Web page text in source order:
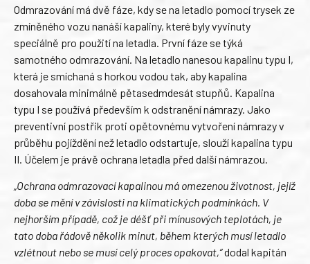
Odmrazování má dvě fáze, kdy se na letadlo pomocí trysek ze
zmíněného vozu nanáší kapaliny, které byly vyvinuty
speciálně pro použití na letadla. První fáze se týká
samotného odmrazování. Na letadlo nanesou kapalinu typu I,
která je smíchaná s horkou vodou tak, aby kapalina
dosahovala minimálně pětasedmdesát stupňů. Kapalina
typu I se používá především k odstranění námrazy. Jako
preventivní postřik proti opětovnému vytvoření námrazy v
průběhu pojíždění než letadlo odstartuje, slouží kapalina typu
II. Účelem je právě ochrana letadla před další námrazou.
„Ochrana odmrazovací kapalinou má omezenou životnost, jejíž
doba se mění v závislosti na klimatických podmínkách. V
nejhorším případě, což je déšť při mínusových teplotách, je
tato doba řádově několik minut, během kterých musí letadlo
vzlétnout nebo se musí celý proces opakovat,“dodal kapitán